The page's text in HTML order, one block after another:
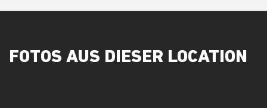
FOTOS AUS DIESER LOCATION